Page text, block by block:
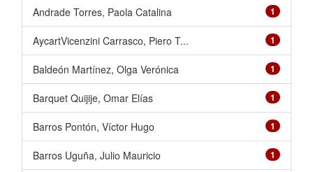
1
Andrade Torres, Paola Catalina
1
AycartVicenzini Carrasco, Piero T...
1
Baldeón Martínez, Olga Verónica
1
Barquet Quijije, Omar Elías
1
Barros Pontón, Víctor Hugo
1
Barros Uguña, Julio Mauricio